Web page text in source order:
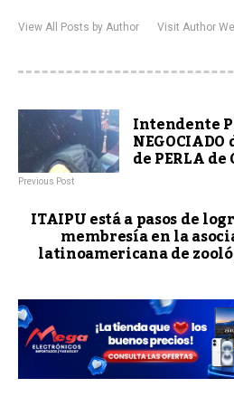
View All Posts by Author Visit Author
Intendente
de PERLA de
Previous Post
ITAIPU está a pasos de
membresía en la
latinoamericana de